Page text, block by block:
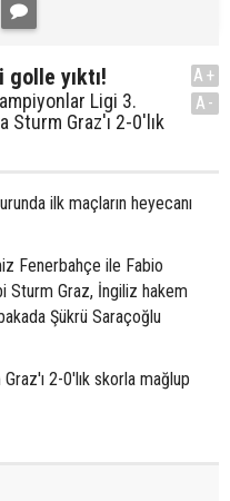
yıktı!
Ligi 3.
Sturm Graz'ı 2-0'lık
A+
A-
ilk maçların heyecanı
Fenerbahçe ile Fabio
Sturm Graz, İngiliz hakem
Şükrü Saraçoğlu
2-0'lık skorla mağlup